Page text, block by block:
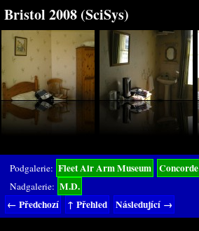
Bristol 2008 (SciSys)
Podgalerie: Fleet Air Arm Museum Concorde
Nadgalerie: M.D.
← Předchozí
↑ Přehled Následující →